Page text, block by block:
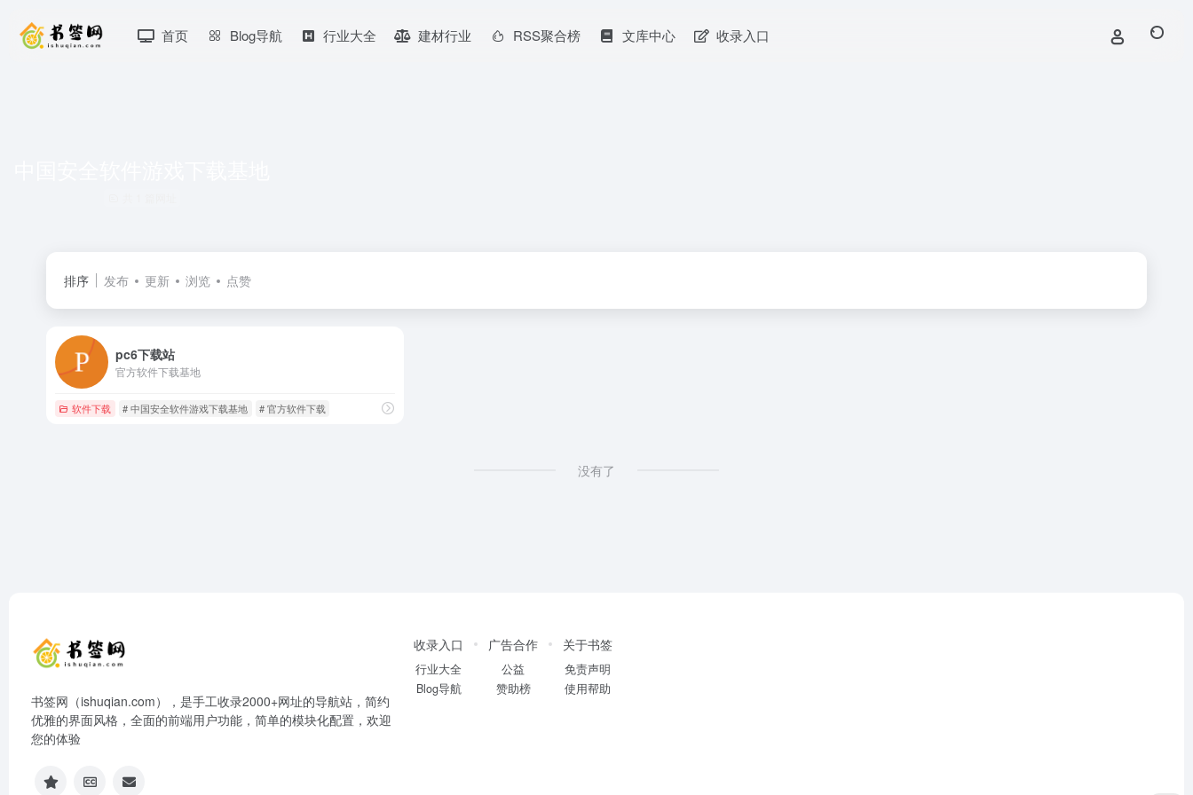
首页 Blog导航 行业大全 建材行业 RSS聚合榜 文库中心 收录入口
排序 发布 更新 浏览 点赞
pc6下载站
官方软件下载基地
软件下载 # 中国安全软件游戏下载基地 # 官方软件下载
没有了
书签网（ishuqian.com），是手工收录2000+网址的导航站，简约
优雅的界面风格，全面的前端用户功能，简单的模块化配置，欢迎
您的体验
收录入口
行业大全
Blog导航
广告合作
公益
赞助榜
关于书签
免责声明
使用帮助